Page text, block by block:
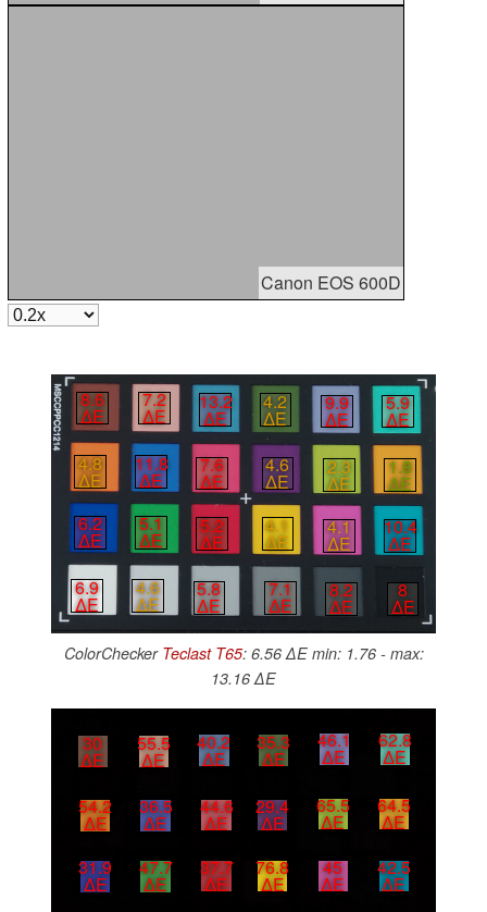
Canon EOS 600D
8.6
∆E
7.2
∆E
13.2
∆E
4.2
∆E
9.9
∆E
5.9
∆E
4.8
∆E
11.8
∆E
7.6
∆E
4.6
∆E
2.3
∆E
1.8
∆E
6.2
∆E
5.1
∆E
5.2
∆E
4.1
∆E
4.1
∆E
10.4
∆E
6.9
∆E
4.6
∆E
5.8
∆E
7.1
∆E
8.2
∆E
8
∆E
ColorChecker Teclast T65: 6.56 ∆E min: 1.76 - max:
13.16 ∆E
30
∆E
55.5
∆E
40.2
∆E
35.3
∆E
46.1
∆E
62.8
∆E
54.2
∆E
36.5
∆E
44.6
∆E
29.4
∆E
65.5
∆E
64.5
∆E
31.9
∆E
47.7
∆E
37.7
∆E
76.8
∆E
45
∆E
42.5
∆E